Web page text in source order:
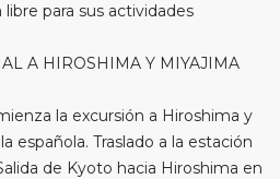
para sus actividades
A HIROSHIMA Y MIYAJIMA
la excursión a Hiroshima y
española. Traslado a la estación
de Kyoto hacia Hiroshima en